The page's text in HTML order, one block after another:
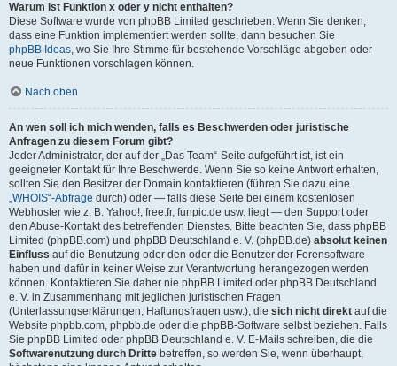
Warum ist Funktion x oder y nicht enthalten?
Diese Software wurde von phpBB Limited geschrieben. Wenn Sie denken,
dass eine Funktion implementiert werden sollte, dann besuchen Sie
phpBB Ideas, wo Sie Ihre Stimme für bestehende Vorschläge abgeben oder
neue Funktionen vorschlagen können.
Nach oben
An wen soll ich mich wenden, falls es Beschwerden oder juristische
Anfragen zu diesem Forum gibt?
Jeder Administrator, der auf der „Das Team“-Seite aufgeführt ist, ist ein
geeigneter Kontakt für Ihre Beschwerde. Wenn Sie so keine Antwort erhalten,
sollten Sie den Besitzer der Domain kontaktieren (führen Sie dazu eine
„WHOIS“-Abfrage durch) oder — falls diese Seite bei einem kostenlosen
Webhoster wie z. B. Yahoo!, free.fr, funpic.de usw. liegt — den Support oder
den Abuse-Kontakt des betreffenden Dienstes. Bitte beachten Sie, dass phpBB
Limited (phpBB.com) und phpBB Deutschland e. V. (phpBB.de) absolut keinen
Einfluss auf die Benutzung oder den oder die Benutzer der Forensoftware
haben und dafür in keiner Weise zur Verantwortung herangezogen werden
können. Kontaktieren Sie daher nie phpBB Limited oder phpBB Deutschland
e. V. in Zusammenhang mit jeglichen juristischen Fragen
(Unterlassungserklärungen, Haftungsfragen usw.), die sich nicht direkt auf die
Website phpbb.com, phpbb.de oder die phpBB-Software selbst beziehen. Falls
Sie phpBB Limited oder phpBB Deutschland e. V. E-Mails schreiben, die die
Softwarenutzung durch Dritte betreffen, so werden Sie, wenn überhaupt,